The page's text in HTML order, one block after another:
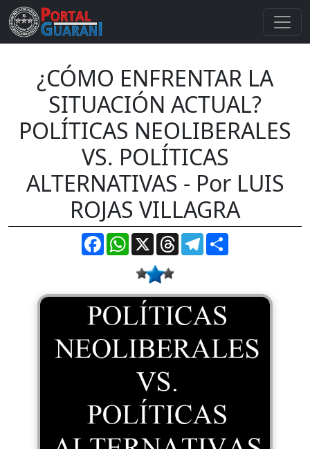
¿CÓMO ENFRENTAR LA
SITUACIÓN ACTUAL?
POLÍTICAS NEOLIBERALES
VS. POLÍTICAS
ALTERNATIVAS - Por LUIS
ROJAS VILLAGRA
FacebookWhatsApp
X ThreadsTelegram